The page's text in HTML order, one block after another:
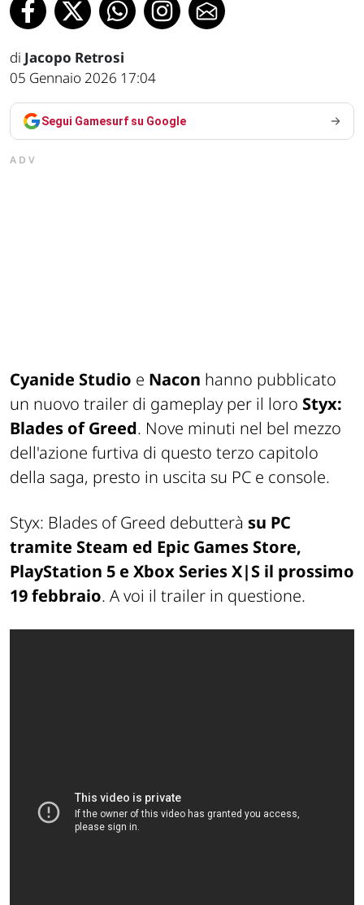
di Jacopo Retrosi
05 Gennaio 2026 17:04
Segui Gamesurf su Google
ADV
Cyanide Studio e Nacon hanno pubblicato
un nuovo trailer di gameplay per il loro Styx:
Blades of Greed. Nove minuti nel bel mezzo
dell'azione furtiva di questo terzo capitolo
della saga, presto in uscita su PC e console.
Styx: Blades of Greed debutterà su PC
tramite Steam ed Epic Games Store,
PlayStation 5 e Xbox Series X|S il prossimo
19 febbraio. A voi il trailer in questione.